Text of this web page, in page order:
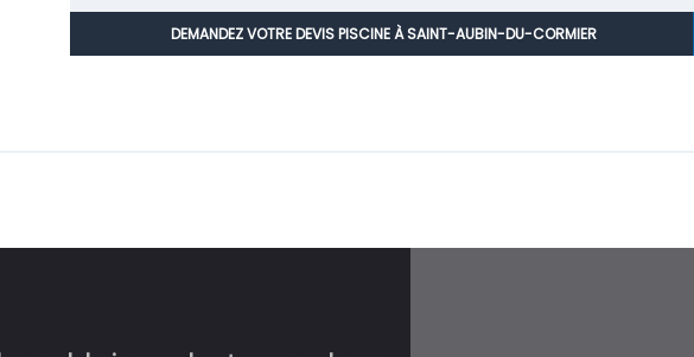
DEMANDEZ VOTRE DEVIS PISCINE À SAINT-AUBIN-DU-CORMIER